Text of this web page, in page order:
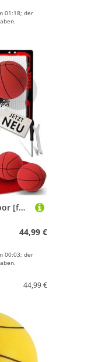
01:18; der
Mini Basketballkorb Indoor [für Tür & Wandmontage] - Kleiner Basketball Korb mit Dunk-Funktion, 4 Bällen, Pumpe & Befestigungszubehör - für Kinder & Erwachsene (Mit Counter)
44,99 €
00:03; der
44,99 €